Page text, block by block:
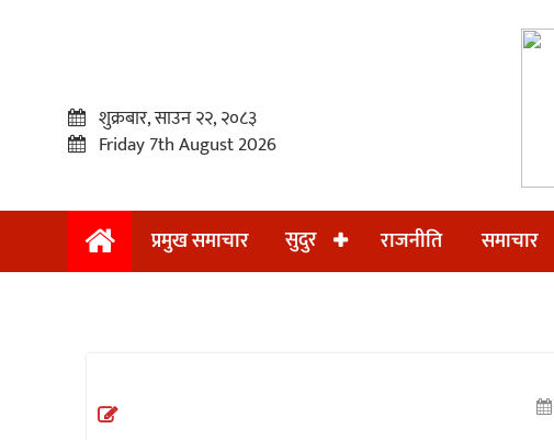
प्रमुख
शुक्रबार, साउन २२, २०८३
Friday 7th August 2026
प्रमुख समाचार सुदुर राजनीति समाचार